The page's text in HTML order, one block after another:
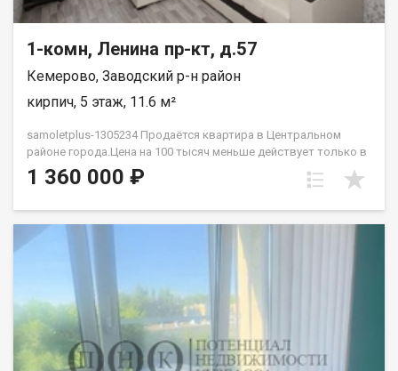
1-комн, Ленина пр-кт, д.57
Кемерово, Заводский р-н район
кирпич, 5 этаж, 11.6 м²
samoletplus-1305234 Продаётся квартира в Центральном
районе города.Цена на 100 тысяч меньше действует только в
августе! Успей приобрести недвижимость, подходящую как
для проживания, так и для сдачи! Удобное расположение
общественному транспорту. Квартира подходит как для сдачи
центры, университеты, школы и детские сады — всё
необходимое для комфортной жизни. В квартире выполнен
ремонт, готовый к заселению. Установлена новая входная
дверь, светлая комната с большим окном. Особенность
планировки — отсутствие соседей за стенами, что добавляет
1 360 000 ₽